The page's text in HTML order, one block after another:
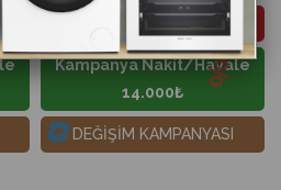
2. El Ürün Bedeli -2.000₺
Kampanya Nakit/Havale
14.000₺
DEĞİŞİM KAMPANYASI